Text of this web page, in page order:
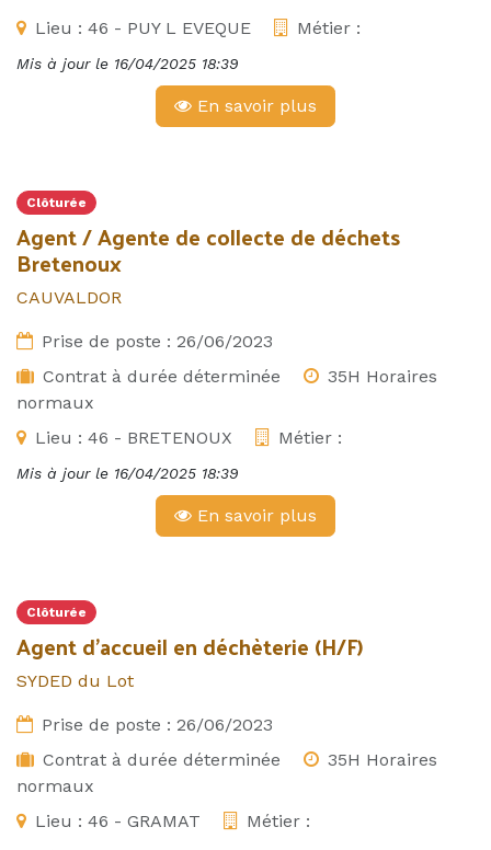
Lieu : 46 - PUY L EVEQUE Métier :
Mis à jour le 16/04/2025 18:39
En savoir plus
Clôturée
Agent / Agente de collecte de déchets
Bretenoux
CAUVALDOR
Prise de poste : 26/06/2023
Contrat à durée déterminée
35H Horaires
normaux
Lieu : 46 - BRETENOUX Métier :
Mis à jour le 16/04/2025 18:39
En savoir plus
Clôturée
Agent d'accueil en déchèterie (H/F)
SYDED du Lot
Prise de poste : 26/06/2023
Contrat à durée déterminée
35H Horaires
normaux
Lieu : 46 - GRAMAT Métier :